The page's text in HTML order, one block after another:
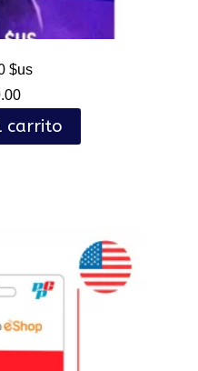
$us
carrito